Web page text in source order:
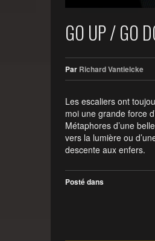
GO UP / GO
Par Richard Vantielcke
Les escaliers ont
moi une grande force
Métaphores d’une
vers la lumière ou
descente aux enfers.
Posté dans